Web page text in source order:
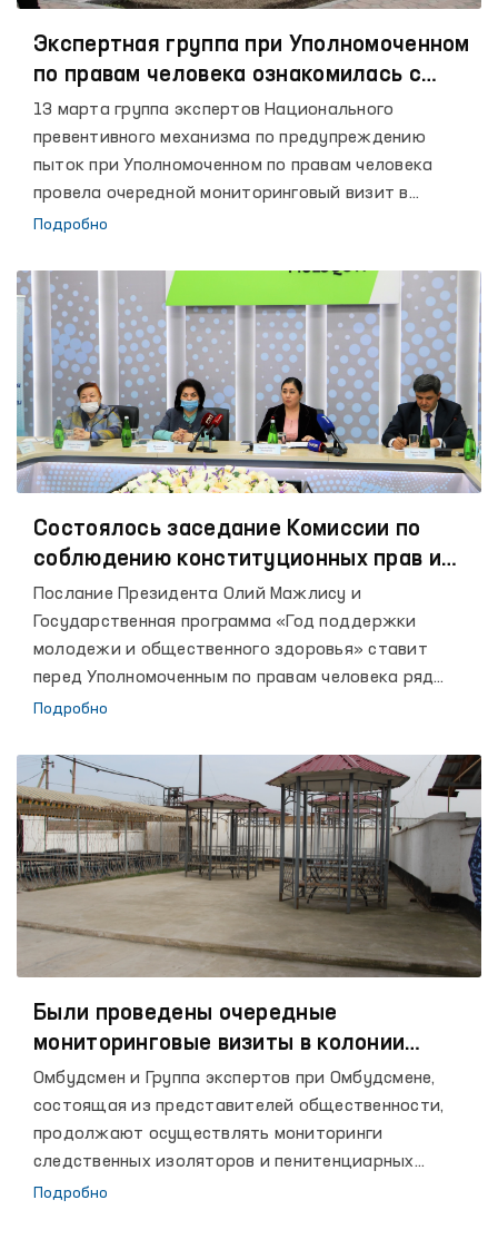
Экспертная группа при Уполномоченном
по правам человека ознакомилась с
условиями в исправительной колонии №
14.
13 марта группа экспертов Национального
превентивного механизма по предупреждению
пыток при Уполномоченном по правам человека
провела очередной мониторинговый визит в
исправительную колонию № 14 Ташкентской
Подробно
Состоялось заседание Комиссии по
соблюдению конституционных прав и
свобод при Уполномоченном Олий
Мажлиса по правам человека
(Омбудсмене)
Послание Президента Олий Мажлису и
Государственная программа «Год поддержки
молодежи и общественного здоровья» ставит
перед Уполномоченным по правам человека ряд
задач по предупреждению пыток, борьбе со всеми
прав человека в закрытых учреждениях,
организации работы по принципу неотвратимости
наказания, защите прав ребенка. 19 марта
состоялось заседание Комиссии по соблюдению
конституционных прав и свобод при
Уполномоченном Олий Мажлиса по правам человека
(Омбудсмене) для определения основных
направлений деятельности Омбудсмена на 2021 год.
Подробно
Были проведены очередные
мониторинговые визиты в колонии
Ташкентской области
Омбудсмен и Группа экспертов при Омбудсмене,
состоящая из представителей общественности,
продолжают осуществлять мониторинги
следственных изоляторов и пенитенциарных
учреждений в рамках Национального превентивного
Подробно